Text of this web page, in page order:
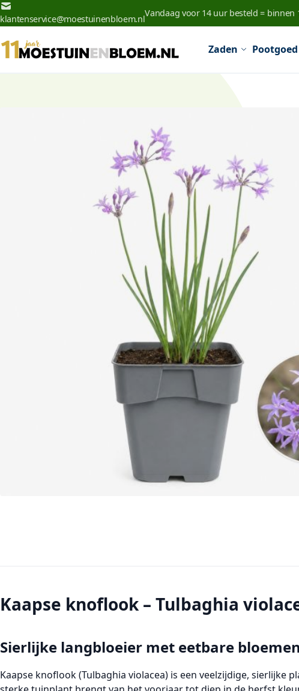
Ga naar de inhoud
klantenservice@moestuinenbloem.nl
Vandaag voor 14 uur besteld = binnen
Zaden Pootgoed
Kaapse knoflook – Tulbaghia
Sierlijke langbloeier met eetbare
Kaapse knoflook (Tulbaghia violacea) is een veelzijdige, sierlijke